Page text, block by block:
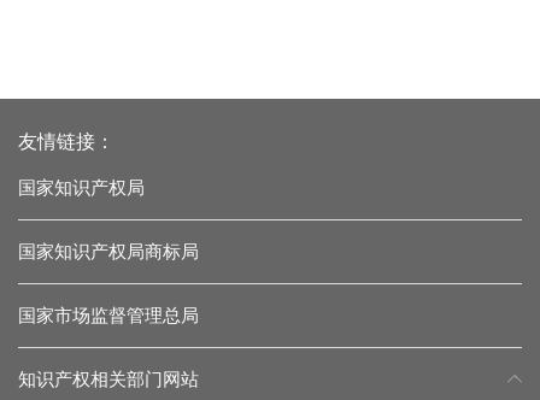
友情链接：
国家知识产权局
国家知识产权局商标局
国家市场监督管理总局
知识产权相关部门网站